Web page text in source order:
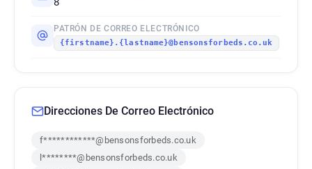
PATRÓN DE CORREO ELECTRÓNICO
{firstname}.{lastname}@bensonsforbeds.co.uk
Direcciones De Correo Electrónico
f************@bensonsforbeds.co.uk
l********@bensonsforbeds.co.uk